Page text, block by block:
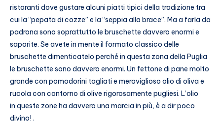
ristoranti dove gustare alcuni piatti tipici della tradizione tra
cui la “pepata di cozze” e la “seppia alla brace”. Ma a farla da
padrona sono soprattutto le bruschette davvero enormi e
saporite. Se avete in mente il formato classico delle
bruschette dimenticatelo perché in questa zona della Puglia
le bruschette sono davvero enormi. Un fettone di pane molto
grande con pomodorini tagliati e meraviglioso olio di oliva e
rucola con contorno di olive rigorosamente pugliesi. L’olio
in queste zone ha davvero una marcia in più, è a dir poco
divino! .